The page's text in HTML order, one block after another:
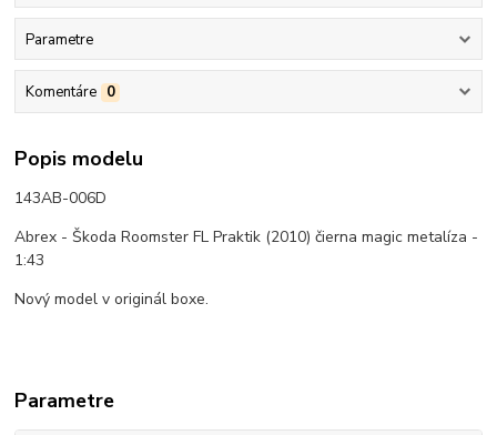
Parametre
Komentáre 0
Popis modelu
143AB-006D
Abrex - Škoda Roomster FL Praktik (2010) čierna magic metalíza -
1:43
Nový model v originál boxe.
Parametre